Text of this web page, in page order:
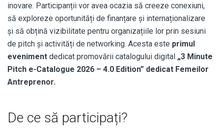
inovare. Participanții vor avea ocazia să creeze conexiuni,
să exploreze oportunități de finanțare și internaționalizare
și să obțină vizibilitate pentru organizațiile lor prin sesiuni
de pitch și activități de networking. Acesta este primul
eveniment dedicat promovării catalogului digital „3 Minute
Pitch e-Catalogue 2026 – 4.0 Edition” dedicat Femeilor
Antreprenor.
De ce să participați?